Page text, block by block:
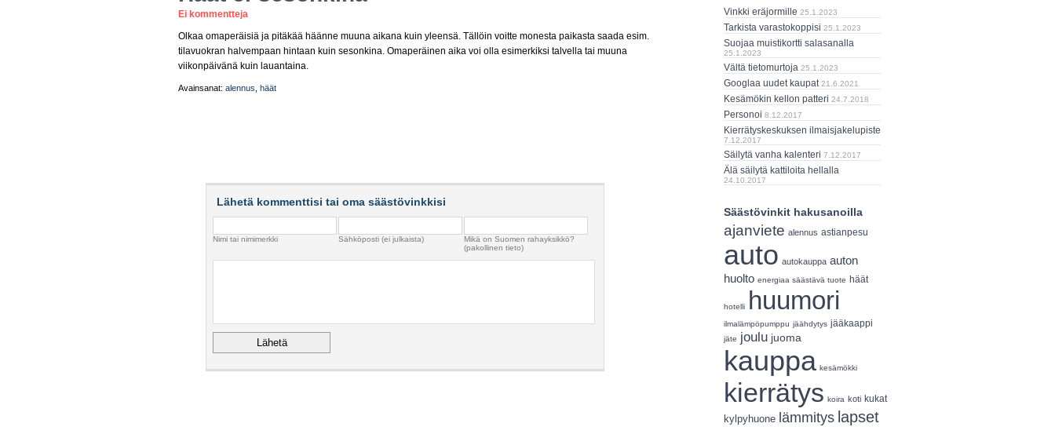
Ei kommentteja
Olkaa omaperäisiä ja pitäkää häänne muuna aikana kuin yleensä. Tällöin voitte monesta paikasta saada esim.
tilavuokran halvempaan hintaan kuin sesonkina. Omaperäinen aika voi olla esimerkiksi talvella tai muuna
viikonpäivänä kuin lauantaina.
Avainsanat: alennus häät
Lähetä kommenttisi tai oma säästövinkkisi
Nimi tai nimimerkki Sähköposti (ei julkaista)
Mikä on Suomen rahayksikkö?
(pakollinen tieto)
Vinkki eräjormille 25.1.2023
Tarkista varastokoppisi 25.1.2023
Suojaa muistikortti salasanalla
25.1.2023
Vältä tietomurtoja 25.1.2023
Googlaa uudet kaupat 21.6.2021
Kesämökin kellon patteri 24.7.2018
Personoi 8.12.2017
Kierrätyskeskuksen ilmaisjakelupiste
7.12.2017
Säilytä vanha kalenteri 7.12.2017
Älä säilytä kattiloita hellalla
24.10.2017
Säästövinkit hakusanoilla
ajanviete alennus astianpesu
auto autokauppa auton
huolto energiaa säästävä tuote häät
hotelli huumori
ilmalämpöpumppu jäähdytys jääkaappi
jäte joulu juoma
kauppa kesämökki
kierrätys koira koti kukat
kylpyhuone lämmitys lapset